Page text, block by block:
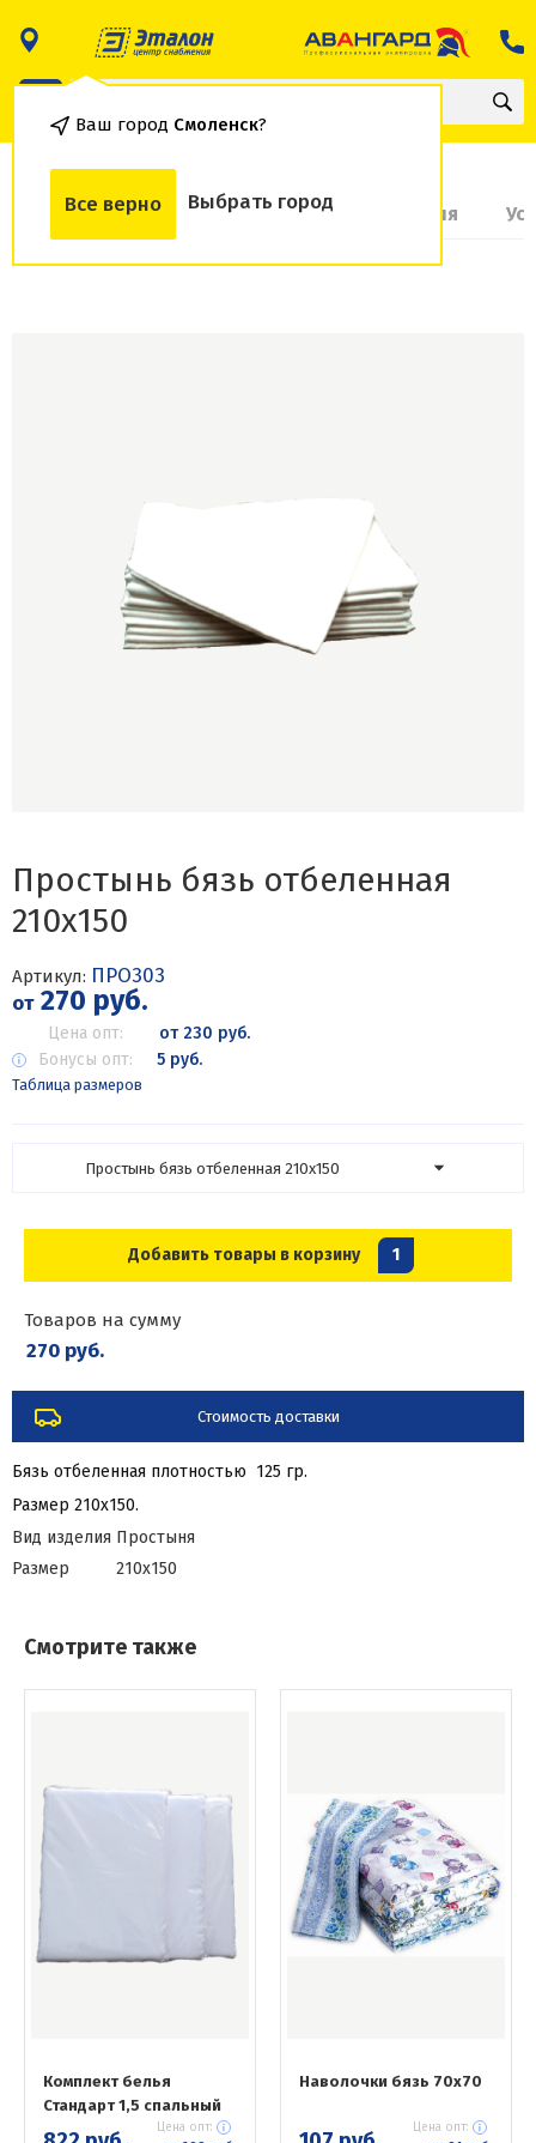
Ваш город Смоленск?
Все верно Выбрать город
О товаре Доставка и оплата Гарантия
Простынь бязь отбеленная
210х150
Артикул: ПРО303
от270 руб.
Цена опт:
от 230 руб.
Бонусы опт:
5 руб.
Таблица размеров
Простынь бязь отбеленная 210х150
Добавить товары в корзину 1
Товаров на сумму
270 руб.
Стоимость доставки
Бязь отбеленная плотностью 125 гр.
Размер 210х150.
Вид изделия Простыня
Размер
210х150
Смотрите также
Комплект белья
Стандарт 1,5 спальный
Цена опт:
Наволочки бязь 70х70
Цена опт: